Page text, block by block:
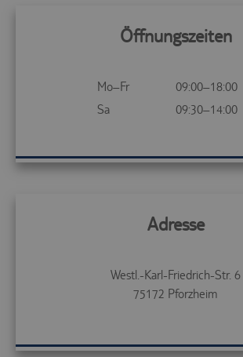
Öffnungszeiten
Mo–Fr
09:00–18:00
Sa
09:30–14:00
Adresse
Westl.-Karl-Friedrich-Str. 6
75172 Pforzheim
PHPSESSID
reisecenter.de